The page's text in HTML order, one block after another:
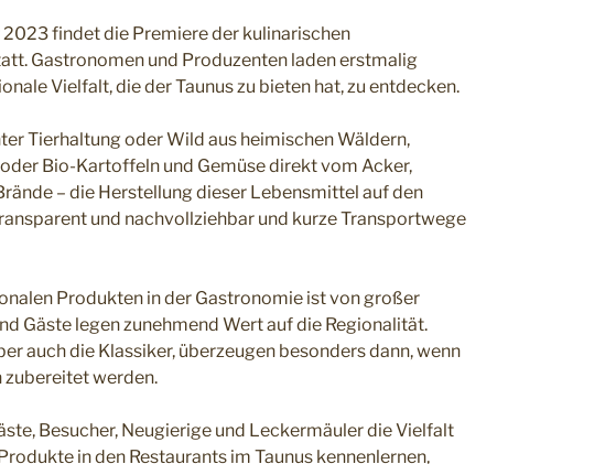
findet die Premiere der kulinarischen
Gastronomen und Produzenten laden erstmalig
Vielfalt, die der Taunus zu bieten hat, zu entdecken.
Tierhaltung oder Wild aus heimischen Wäldern,
Bio-Kartoffeln und Gemüse direkt vom Acker,
– die Herstellung dieser Lebensmittel auf den
und nachvollziehbar und kurze Transportwege
Produkten in der Gastronomie ist von großer
Gäste legen zunehmend Wert auf die Regionalität.
auch die Klassiker, überzeugen besonders dann, wenn
werden.
Besucher, Neugierige und Leckermäuler die Vielfalt
in den Restaurants im Taunus kennenlernen,